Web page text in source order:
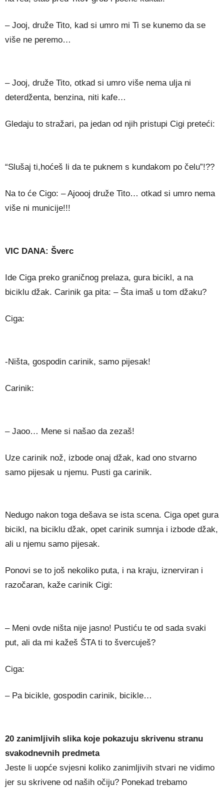
– Jooj, druže Tito, kad si umro mi Ti se kunemo da se
više ne peremo…
– Jooj, druže Tito, otkad si umro više nema ulja ni
deterdženta, benzina, niti kafe…
Gledaju to stražari, pa jedan od njih pristupi Cigi preteći:
“Slušaj ti,hoćeš li da te puknem s kundakom po čelu”!??
Na to će Cigo: – Ajoooj druže Tito… otkad si umro nema
više ni municije!!!
VIC DANA: Šverc
Ide Ciga preko graničnog prelaza, gura bicikl, a na
biciklu džak. Carinik ga pita: – Šta imaš u tom džaku?
Ciga:
-Ništa, gospodin carinik, samo pijesak!
Carinik:
– Jaoo… Mene si našao da zezaš!
Uze carinik nož, izbode onaj džak, kad ono stvarno
samo pijesak u njemu. Pusti ga carinik.
Nedugo nakon toga dešava se ista scena. Ciga opet gura
bicikl, na biciklu džak, opet carinik sumnja i izbode džak,
ali u njemu samo pijesak.
Ponovi se to još nekoliko puta, i na kraju, iznerviran i
razočaran, kaže carinik Cigi:
– Meni ovde ništa nije jasno! Pustiću te od sada svaki
put, ali da mi kažeš ŠTA ti to švercuješ?
Ciga:
– Pa bicikle, gospodin carinik, bicikle…
20 zanimljivih slika koje pokazuju skrivenu stranu
svakodnevnih predmeta
Jeste li uopće svjesni koliko zanimljivih stvari ne vidimo
jer su skrivene od naših očiju? Ponekad trebamo